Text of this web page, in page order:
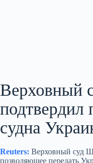
Верховный
подтвердил
судна
Reuters: Верховный суд
позволяющее передать